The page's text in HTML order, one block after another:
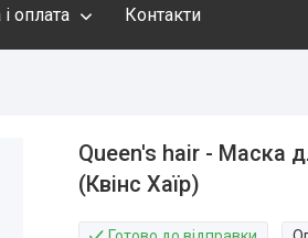
оплата Контакти
Queen's hair - Маска
(Квінс Хаїр)